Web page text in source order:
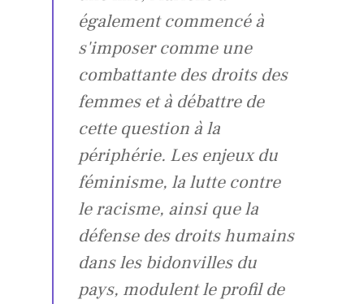
également commencé à
s'imposer comme une
combattante des droits des
femmes et à débattre de
cette question à la
périphérie. Les enjeux du
féminisme, la lutte contre
le racisme, ainsi que la
défense des droits humains
dans les bidonvilles du
pays, modulent le profil de